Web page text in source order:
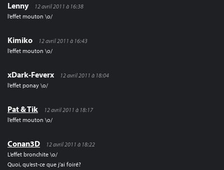
Lenny
12 avril 2011 à 16:38
l’effet mouton \o/
Kimiko
12 avril 2011 à 16:43
l’effet mouton \o/
xDark-Feverx
12 avril 2011 à 18:04
l’effet ponay \o/
Pat & Tik
12 avril 2011 à 18:17
l’effet mouton \o/
Conan3D
12 avril 2011 à 18:22
L’effet bronchite \o/
Quoi, qu’est-ce que j’ai foiré?